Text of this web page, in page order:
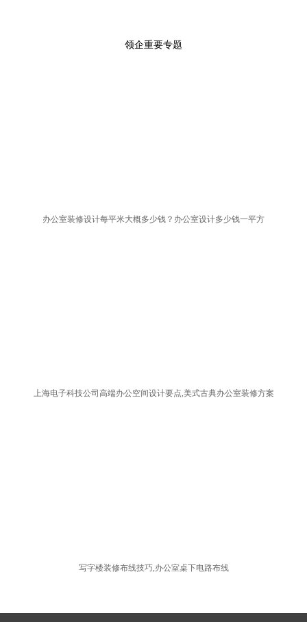
领企重要专题
办公室装修设计每平米大概多少钱？办公室设计多少钱一平方
上海电子科技公司高端办公空间设计要点,美式古典办公室装修方案
写字楼装修布线技巧,办公室桌下电路布线